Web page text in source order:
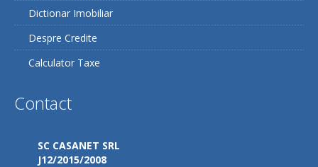
Dictionar Imobiliar
Despre Credite
Calculator Taxe
Contact
SC CASANET SRL
J12/2015/2008